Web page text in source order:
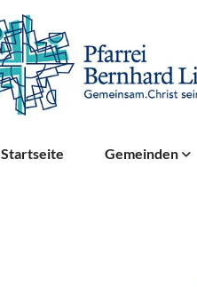
Startseite Gemeinden